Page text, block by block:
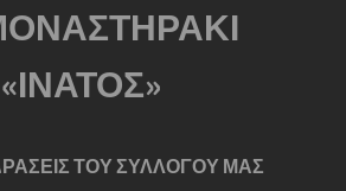
«ΙΝΑΤΟΣ»
ΤΟΥ ΣΥΛΛΟΓΟΥ ΜΑΣ